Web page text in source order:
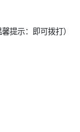
提示：即可拨打）